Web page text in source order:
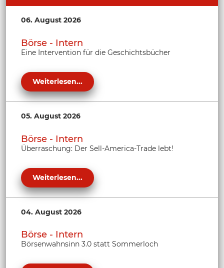
06. August 2026
Börse - Intern
Eine Intervention für die Geschichtsbücher
Weiterlesen...
05. August 2026
Börse - Intern
Überraschung: Der Sell-America-Trade lebt!
Weiterlesen...
04. August 2026
Börse - Intern
Börsenwahnsinn 3.0 statt Sommerloch